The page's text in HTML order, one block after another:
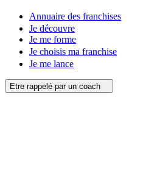
Annuaire des franchises
Je découvre
Je me forme
Je choisis ma franchise
Je me lance
Etre rappelé par un coach